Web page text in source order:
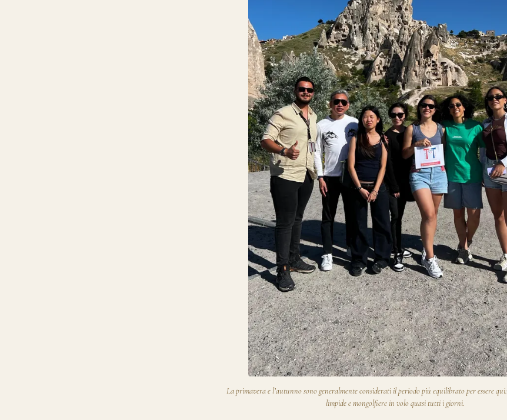
La primavera e l’autunno sono generalmente considerati il periodo più equilibrato per essere
limpide e mongolfiere in volo quasi tutti i giorni.